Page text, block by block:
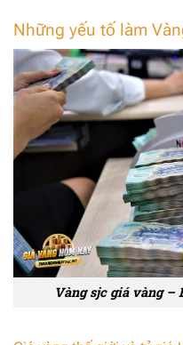
Những yếu tố làm
Vàng sjc giá vàng –